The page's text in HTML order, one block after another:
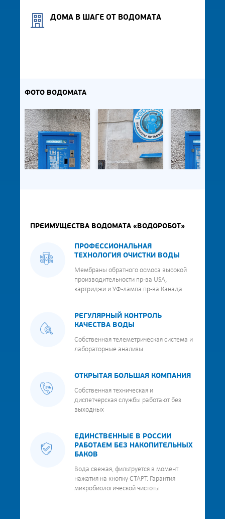
ДОМА В ШАГЕ ОТ ВОДОМАТА
ФОТО ВОДОМАТА
ПРЕИМУЩЕСТВА ВОДОМАТА «ВОДОРОБОТ»
ПРОФЕССИОНАЛЬНАЯ
ТЕХНОЛОГИЯ ОЧИСТКИ ВОДЫ
Мембраны обратного осмоса высокой
производительности пр-ва USA,
картриджи и УФ-лампа пр-ва Канада
РЕГУЛЯРНЫЙ КОНТРОЛЬ
КАЧЕСТВА ВОДЫ
Собственная телеметрическая система и
лабораторные анализы
ОТКРЫТАЯ БОЛЬШАЯ КОМПАНИЯ
Собственная техническая и
диспетчерская службы работают без
выходных
ЕДИНСТВЕННЫЕ В РОССИИ
РАБОТАЕМ БЕЗ НАКОПИТЕЛЬНЫХ
БАКОВ
Вода свежая, фильтруется в момент
нажатия на кнопку СТАРТ. Гарантия
микробиологической чистоты